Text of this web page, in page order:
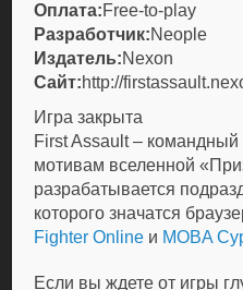
Оплата:Free-to-play
Разработчик:Neople
Издатель:Nexon
Сайт:http://
Игра закрыта
First Assault –
мотивам вселенной
разрабатывается
которого значатся
Fighter Online и MOBA
Если вы ждете от игры